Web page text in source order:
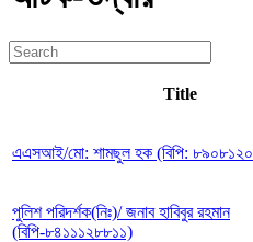
Title
এএসআই/মো: শামছুল হক (বিপি:
পুলিশ পরিদর্শক(নিঃ)/ জনাব হাবিবুর রহমান
(বিপি-৮৪১১১২৮৮১১)